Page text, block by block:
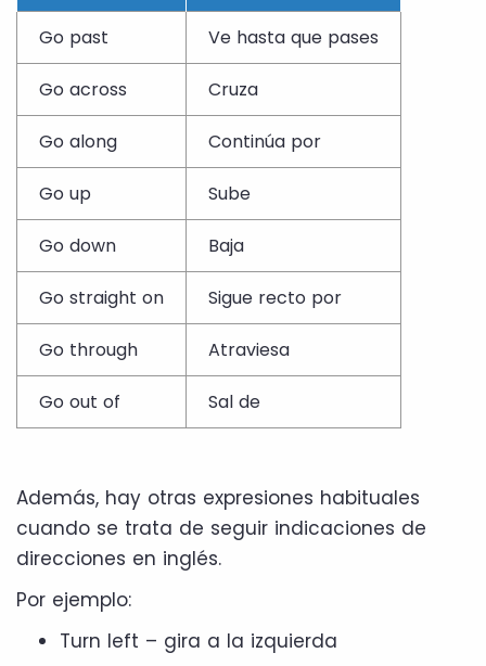
Go past Ve hasta que pases
Go across Cruza
Go along Continúa por
Go up Sube
Go down Baja
Go straight on Sigue recto por
Go through Atraviesa
Go out of Sal de
Además, hay otras expresiones habituales
cuando se trata de seguir indicaciones de
direcciones en inglés.
Por ejemplo:
Turn left – gira a la izquierda